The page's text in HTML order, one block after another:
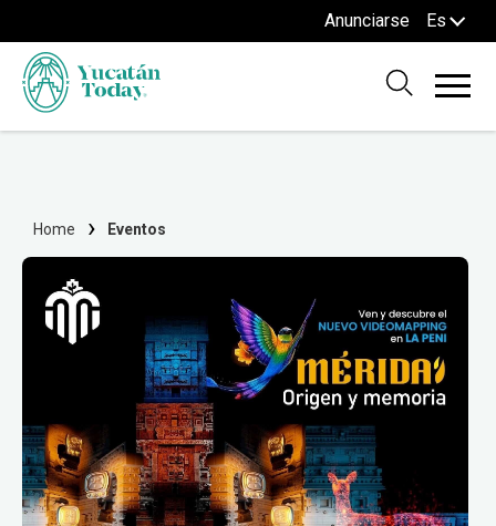
Anunciarse Es
Home Eventos